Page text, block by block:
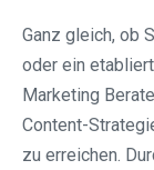
Ganz gleich, ob
oder ein
Marketing
Content-
zu erreichen.